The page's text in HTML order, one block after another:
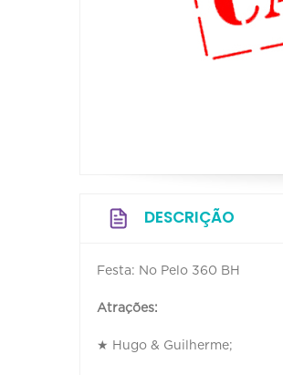
DESCRIÇÃO
Festa: No Pelo 360 BH
Atrações:
★ Hugo & Guilherme;